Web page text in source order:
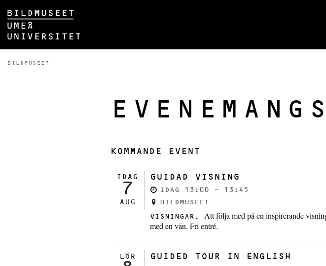
Hoppa direkt till innehållet
BILDMUSEET
KOMMANDE EVENT
IDAG
7
AUG
GUIDAD VISNING
IDAG 13:00 - 13:45
BILDMUSEET
VISNINGAR. Att följa med på en inspirerande
med en vän. Fri entré.
LÖR GUIDED TOUR IN ENGLISH